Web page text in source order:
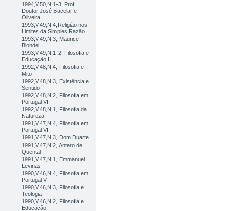
1994,V.50,N.1-3, Prof.
Doutor José Bacelar e
Oliveira
1993,V.49,N.4,Religião nos
Limites da Simples Razão
1993,V.49,N.3, Maurice
Blondel
1993,V.49,N.1-2, Filosofia e
Educação II
1992,V.48,N.4, Filosofia e
Mito
1992,V.48,N.3, Existência e
Sentido
1992,V.48,N.2, Filosofia em
Portugal VII
1992,V.48,N.1, Filosofia da
Natureza
1991,V.47,N.4, Filosofia em
Portugal VI
1991,V.47,N.3, Dom Duarte
1991,V.47,N.2, Antero de
Quental
1991,V.47,N.1, Emmanuel
Levinas
1990,V.46,N.4, Filosofia em
Portugal V
1990,V.46,N.3, Filosofia e
Teologia
1990,V.46,N.2, Filosofia e
Educação